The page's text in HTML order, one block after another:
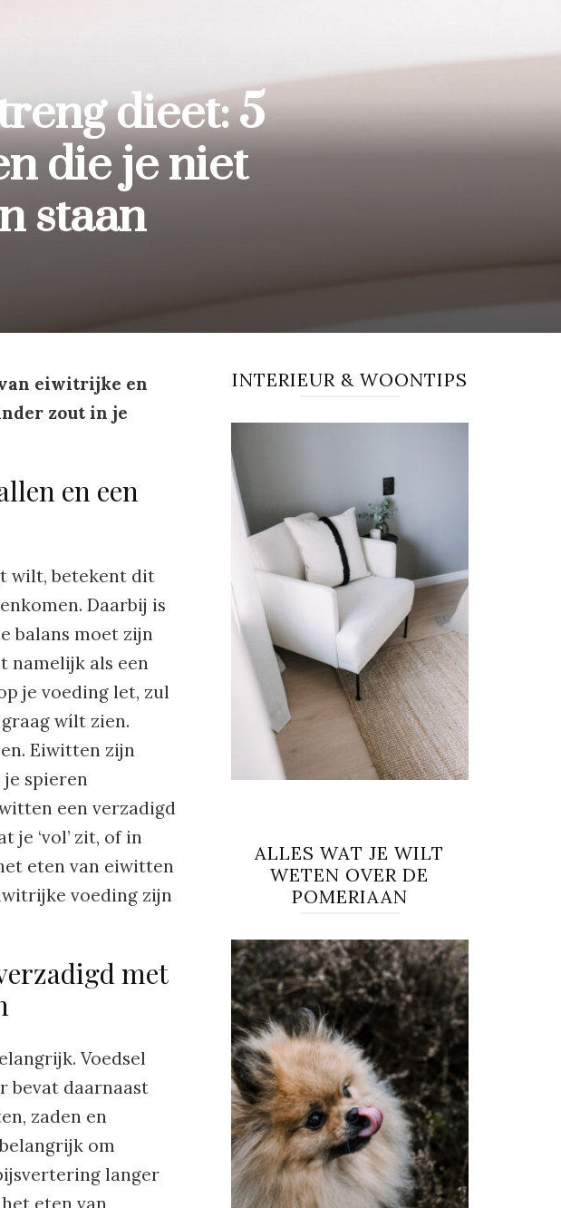
dieet: 5
die je niet
staan
eiwitrijke en
zout in je
en een
wilt, betekent dit
Daarbij is
balans moet zijn
namelijk als een
je voeding let, zul
wílt zien.
Eiwitten zijn
spieren
een verzadigd
je ‘vol’ zit, of in
eten van eiwitten
voeding zijn
met
Voedsel
bevat daarnaast
zaden en
om
langer
eten van
INTERIEUR & WOONTIPS
ALLES WAT JE WILT
WETEN OVER DE
POMERIAAN